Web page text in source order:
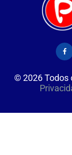
©2026Todos